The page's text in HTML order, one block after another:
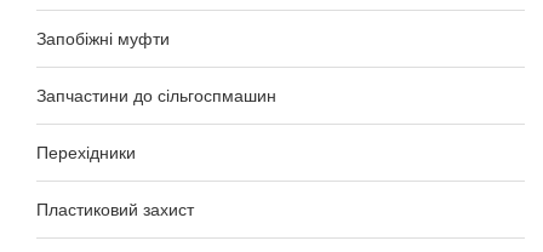
Запобіжні муфти
Запчастини до сільгоспмашин
Перехідники
Пластиковий захист